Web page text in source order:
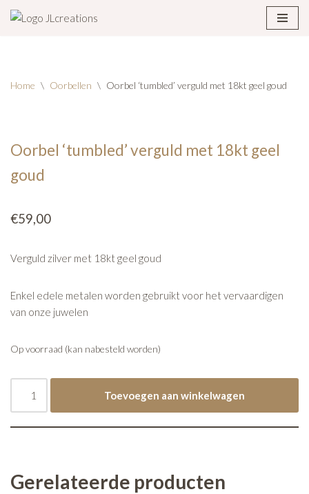
inhoud
Home \ Oorbellen \ Oorbel ‘tumbled’ verguld met 18kt geel goud
Oorbel ‘tumbled’ verguld met 18kt geel
goud
€59,00
Verguld zilver met 18kt geel goud
Enkel edele metalen worden gebruikt voor het vervaardigen
van onze juwelen
Op voorraad (kan nabesteld worden)
Toevoegen aan winkelwagen
Gerelateerde producten